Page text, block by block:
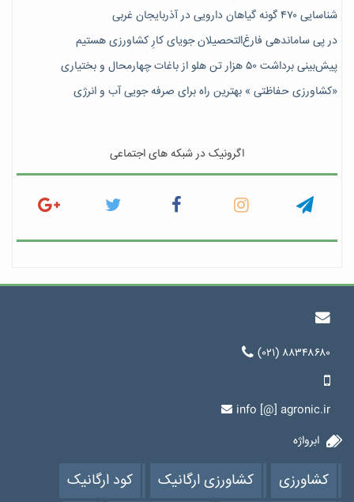
شناسایی ۴۷٠ گونه گیاهان دارویی در آذربایجان غربی
در پی ساماندهی فارغ‌التحصیلان جویای کارِ کشاورزی هستیم
پیش‎‌بینی برداشت ۵۰ هزار تن هلو از باغات چهارمحال و بختیاری
«کشاورزی حفاظتی » بهترین راه برای صرفه جویی آب و انرژی
اگرونیک در شبکه های اجتماعی
(۰۲۱) ۸۸۳۴۸۶۸۰
info [@] agronic.ir
ابرواژه
کشاورزی کشاورزی ارگانیک کود ارگانیک